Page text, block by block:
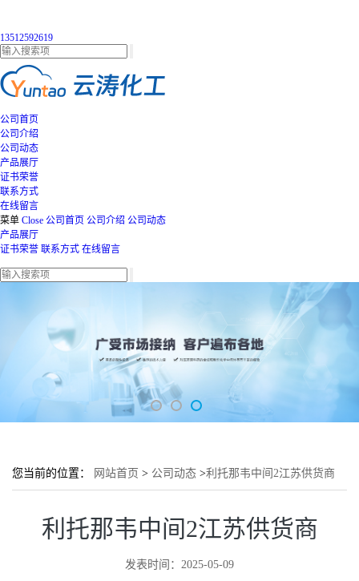
13512592619
公司首页
公司介绍
公司动态
产品展厅
证书荣誉
联系方式
在线留言
菜单 Close 公司首页 公司介绍 公司动态
产品展厅
证书荣誉 联系方式 在线留言
您当前的位置： 网站首页 > 公司动态 >利托那韦中间2江苏供货商
利托那韦中间2江苏供货商
发表时间：2025-05-09